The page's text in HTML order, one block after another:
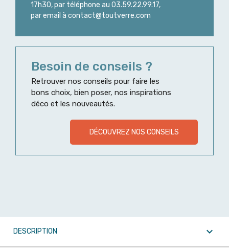
17h30, par téléphone au 03.59.22.99.17,
par email à contact@toutverre.com
Besoin de conseils ?
Retrouver nos conseils pour faire les
bons choix, bien poser, nos inspirations
déco et les nouveautés.
DÉCOUVREZ NOS CONSEILS
DESCRIPTION 